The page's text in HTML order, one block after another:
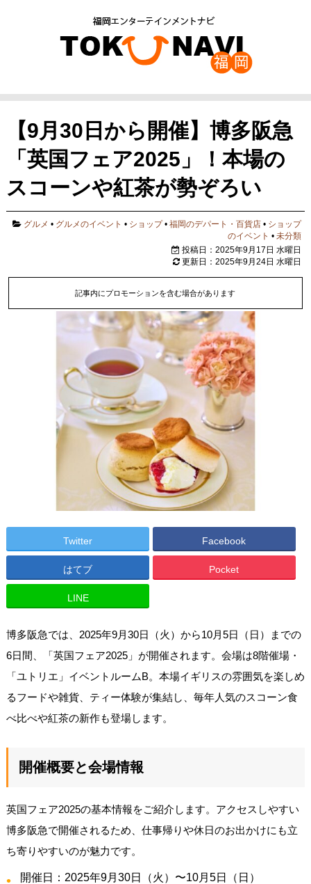
【9月30日から開催】博多阪急
「英国フェア2025」！本場の
スコーンや紅茶が勢ぞろい
グルメ • グルメのイベント • ショップ•福岡のデパート・百貨店 • ショップ
のイベント •未分類
投稿日：2025年9月17日 水曜日
更新日：2025年9月24日 水曜日
記事内にプロモーションを含む場合があります
Twitter Facebook
はてブ Pocket
LINE
博多阪急では、2025年9月30日（火）から10月5日（日）までの
6日間、「英国フェア2025」が開催されます。会場は8階催場・
「ユトリエ」イベントルームB。本場イギリスの雰囲気を楽しめ
るフードや雑貨、ティー体験が集結し、毎年人気のスコーン食
べ比べや紅茶の新作も登場します。
開催概要と会場情報
英国フェア2025の基本情報をご紹介します。アクセスしやすい
博多阪急で開催されるため、仕事帰りや休日のお出かけにも立
ち寄りやすいのが魅力です。
開催日：2025年9月30日（火）〜10月5日（日）